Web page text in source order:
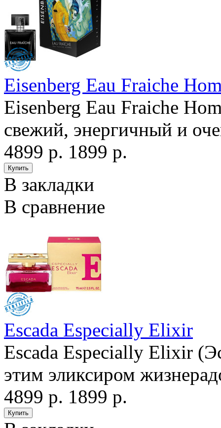
Eisenberg Eau Fraiche
Eisenberg Eau Fraiche
свежий, энергичный и
4899 р. 1899 р.
В закладки
В сравнение
Escada Especially Elixir
Escada Especially Elixir
этим эликсиром
4899 р. 1899 р.